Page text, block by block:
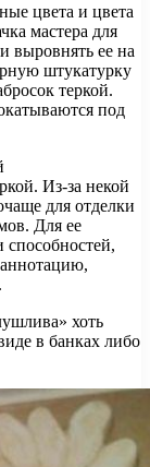
цвета и цвета
мастера для
выровнять ее на
штукатурку
теркой.
под
Из-за некой
для отделки
Для ее
хоть
в банках либо